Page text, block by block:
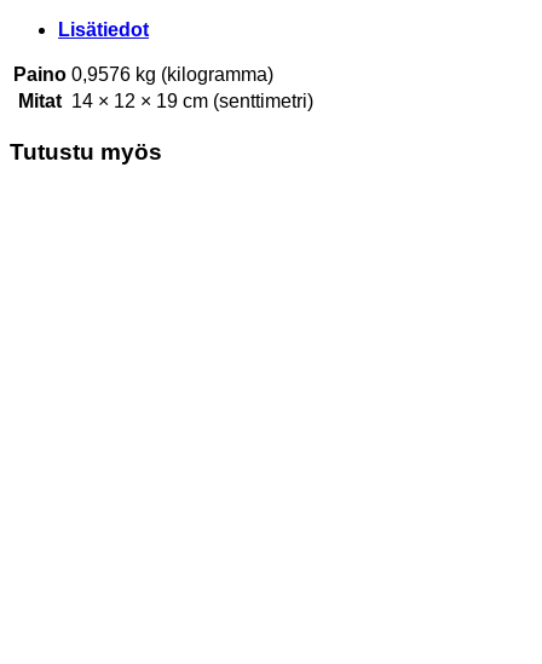
Lisätiedot
Paino 0,9576 kg (kilogramma)
Mitat 14 × 12 × 19 cm (senttimetri)
Tutustu myös